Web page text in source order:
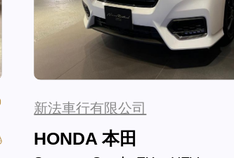
新法車行有限公司
HONDA 本田